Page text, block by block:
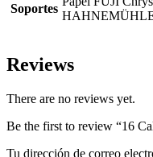
Soportes
Reviews
There are no reviews yet.
Be the first to review “16
Tu dirección de correo